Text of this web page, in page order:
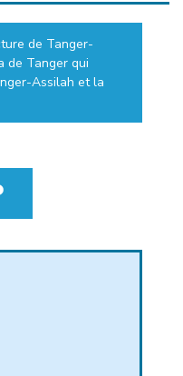
de Tanger-
de Tanger qui
Assilah et la